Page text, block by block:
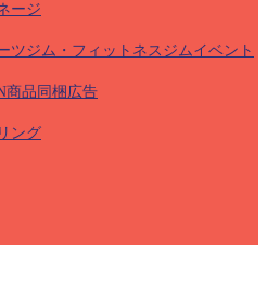
ージ
ツジム・フィットネスジムイベント
商品同梱広告
ング